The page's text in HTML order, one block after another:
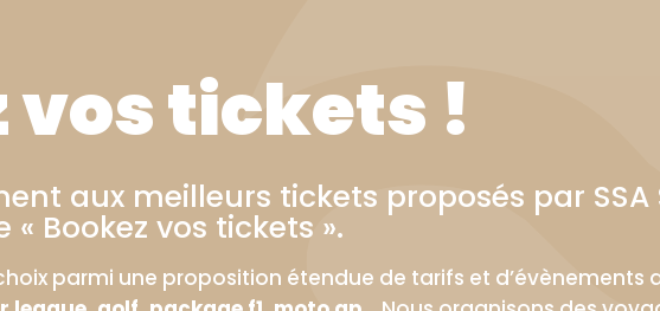
vos tickets !
aux meilleurs tickets proposés par SSA
Bookez vos tickets ».
parmi une proposition étendue de tarifs et d’évènements